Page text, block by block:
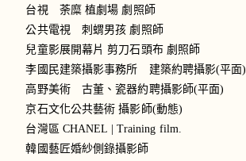
台視 荼糜 植劇場 劇照師
公共電視 刺蝟男孩 劇照師
兒童影展開幕片 剪刀石頭布 劇照師
李國民建築攝影事務所 建築約聘攝影(平面)
高野美術 古董、瓷器約聘攝影師(平面)
京石文化公共藝術 攝影師(動態)
台灣區 CHANEL | Training film.
韓國藝匠婚紗側錄攝影師